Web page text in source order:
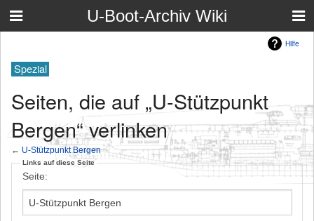
U-Boot-Archiv Wiki
Hilfe
Spezial
Seiten, die auf „U-Stützpunkt
Bergen“ verlinken
← U-Stützpunkt Bergen
Links auf diese Seite
Seite: